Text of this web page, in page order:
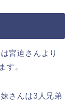
宮迫さんより
す。
さんは3人兄弟